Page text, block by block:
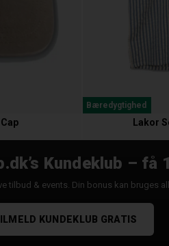
Bæredygtighed
Lakor
Kundeklub – få
tilbud & events. Din bonus kan bruges
KUNDEKLUB GRATIS